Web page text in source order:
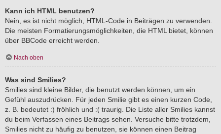
Kann ich HTML benutzen?
Nein, es ist nicht möglich, HTML-Code in Beiträgen zu verwenden.
Die meisten Formatierungsmöglichkeiten, die HTML bietet, können
über BBCode erreicht werden.
Nach oben
Was sind Smilies?
Smilies sind kleine Bilder, die benutzt werden können, um ein
Gefühl auszudrücken. Für jeden Smilie gibt es einen kurzen Code,
z. B. bedeutet :) fröhlich und :( traurig. Die Liste aller Smilies kannst
du beim Verfassen eines Beitrags sehen. Versuche bitte trotzdem,
Smilies nicht zu häufig zu benutzen, sie können einen Beitrag